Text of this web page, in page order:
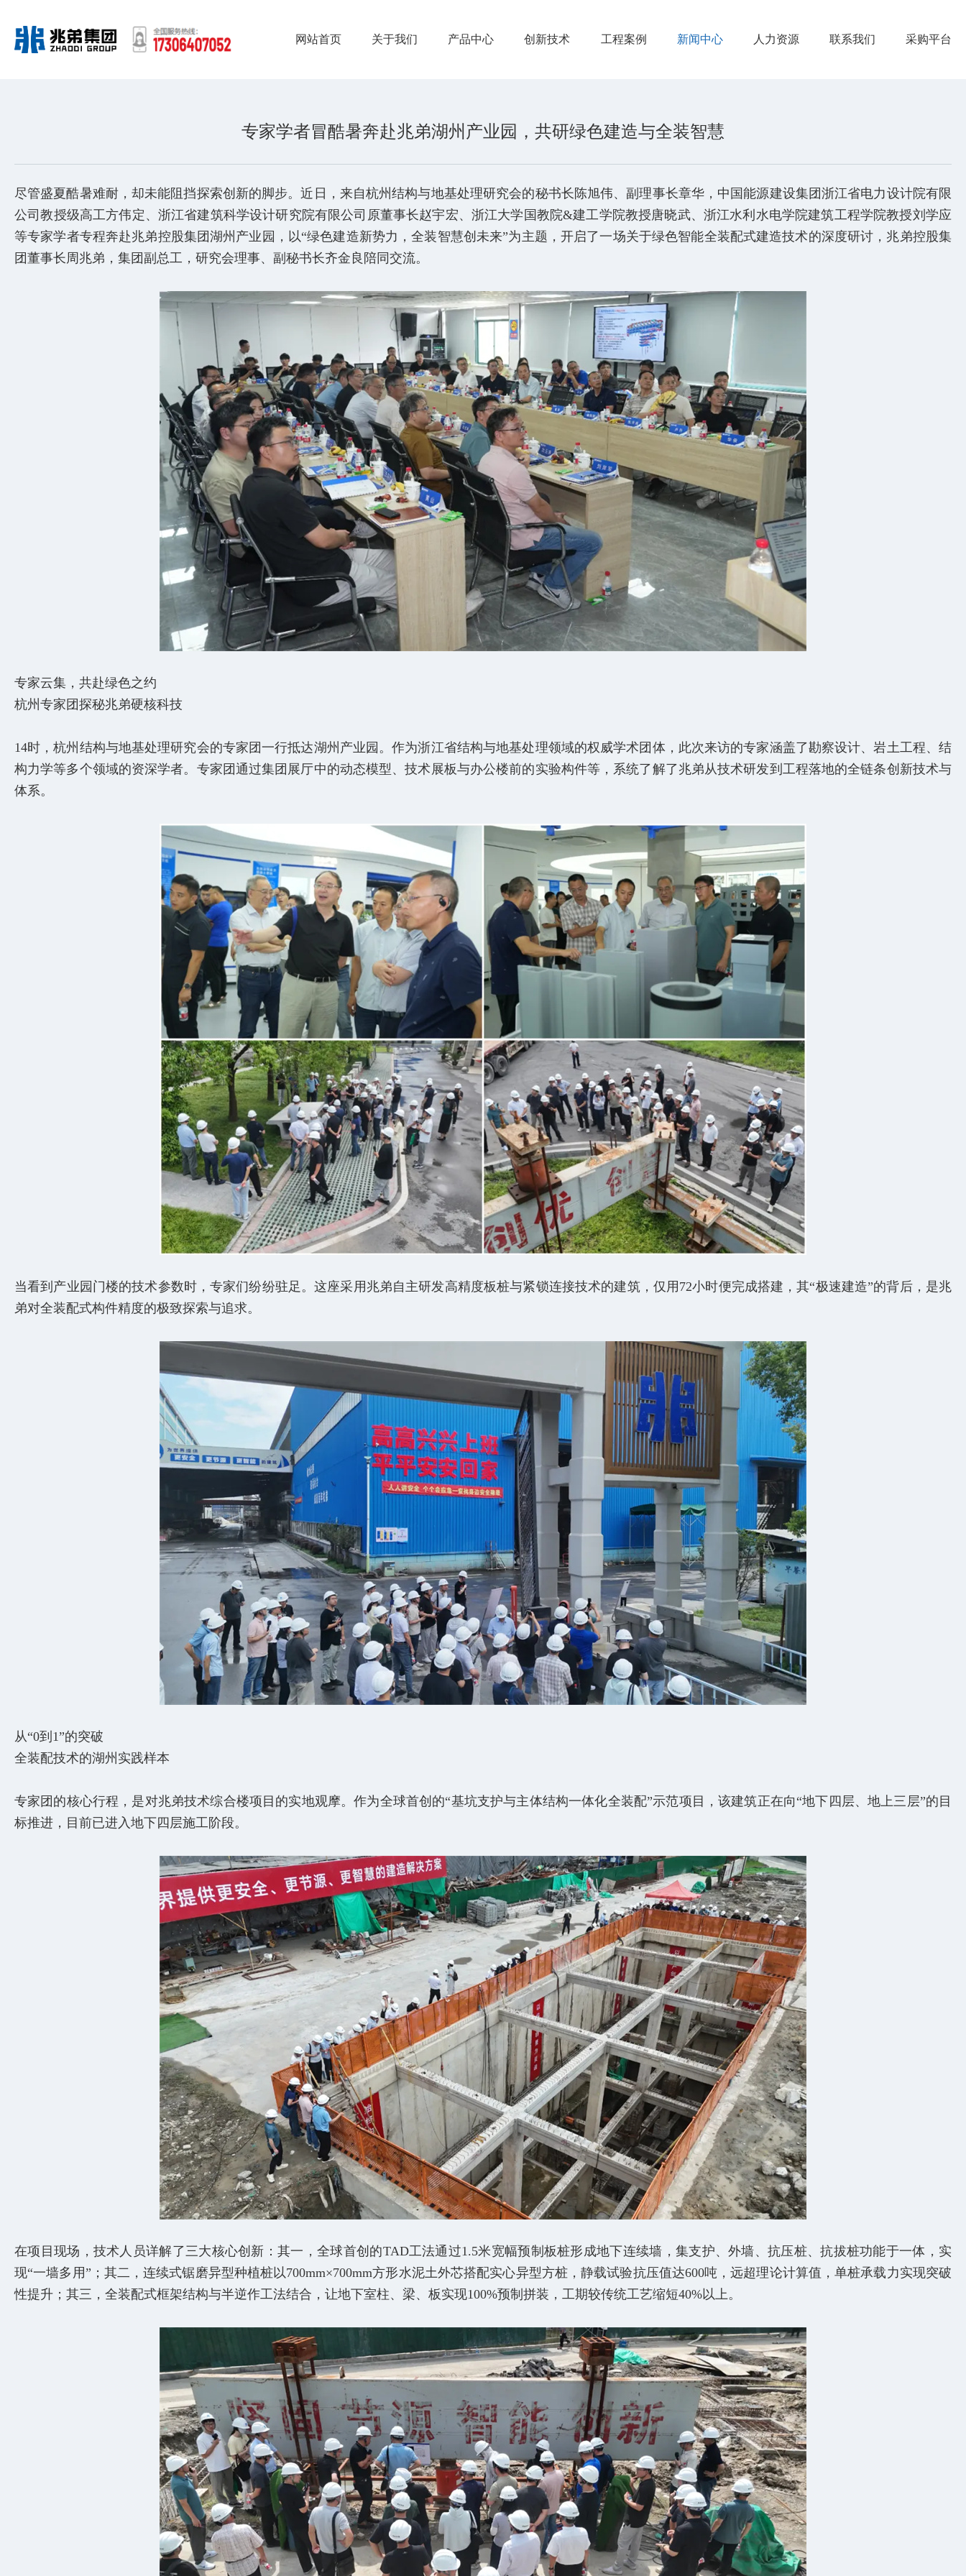
网站首页 关于我们 产品中心 创新技术 工程案例 新闻中心 人力资源 联系我们 采购平台
专家学者冒酷暑奔赴兆弟湖州产业园，共研绿色建造与全装智慧
尽管盛夏酷暑难耐，却未能阻挡探索创新的脚步。近日，来自杭州结构与地基处理研究会的秘书长陈旭伟、副理事长章华，中国能源建设集团浙江省电力设计院有限
公司教授级高工方伟定、浙江省建筑科学设计研究院有限公司原董事长赵宇宏、浙江大学国教院&建工学院教授唐晓武、浙江水利水电学院建筑工程学院教授刘学应
等专家学者专程奔赴兆弟控股集团湖州产业园，以“绿色建造新势力，全装智慧创未来”为主题，开启了一场关于绿色智能全装配式建造技术的深度研讨，兆弟控股集
团董事长周兆弟，集团副总工，研究会理事、副秘书长齐金良陪同交流。
专家云集，共赴绿色之约
杭州专家团探秘兆弟硬核科技
14时，杭州结构与地基处理研究会的专家团一行抵达湖州产业园。作为浙江省结构与地基处理领域的权威学术团体，此次来访的专家涵盖了勘察设计、岩土工程、结
构力学等多个领域的资深学者。专家团通过集团展厅中的动态模型、技术展板与办公楼前的实验构件等，系统了解了兆弟从技术研发到工程落地的全链条创新技术与
体系。
当看到产业园门楼的技术参数时，专家们纷纷驻足。这座采用兆弟自主研发高精度板桩与紧锁连接技术的建筑，仅用72小时便完成搭建，其“极速建造”的背后，是兆
弟对全装配式构件精度的极致探索与追求。
从“0到1”的突破
全装配技术的湖州实践样本
专家团的核心行程，是对兆弟技术综合楼项目的实地观摩。作为全球首创的“基坑支护与主体结构一体化全装配”示范项目，该建筑正在向“地下四层、地上三层”的目
标推进，目前已进入地下四层施工阶段。
在项目现场，技术人员详解了三大核心创新：其一，全球首创的TAD工法通过1.5米宽幅预制板桩形成地下连续墙，集支护、外墙、抗压桩、抗拔桩功能于一体，实
现“一墙多用”；其二，连续式锯磨异型种植桩以700mm×700mm方形水泥土外芯搭配实心异型方桩，静载试验抗压值达600吨，远超理论计算值，单桩承载力实现突破
性提升；其三，全装配式框架结构与半逆作工法结合，让地下室柱、梁、板实现100%预制拼装，工期较传统工艺缩短40%以上。